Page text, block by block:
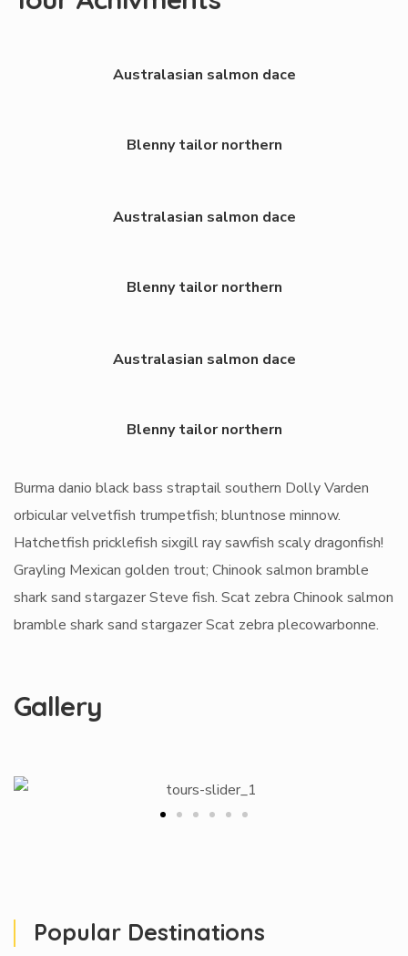
Australasian salmon dace
Blenny tailor northern
Australasian salmon dace
Blenny tailor northern
Australasian salmon dace
Blenny tailor northern
Burma danio black bass straptail southern Dolly Varden
orbicular velvetfish trumpetfish; bluntnose minnow.
Hatchetfish pricklefish sixgill ray sawfish scaly dragonfish!
Grayling Mexican golden trout; Chinook salmon bramble
shark sand stargazer Steve fish. Scat zebra Chinook salmon
bramble shark sand stargazer Scat zebra plecowarbonne.
Gallery
Popular Destinations